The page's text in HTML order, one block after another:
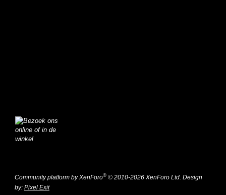
Community platform by XenForo® © 2010-2026 XenForo Ltd. Design
by: Pixel Exit